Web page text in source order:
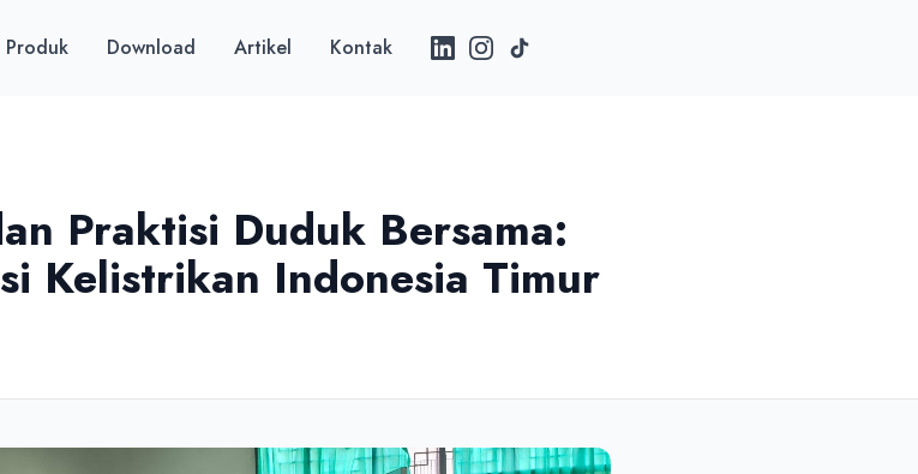
Produk Download Artikel Kontak
Praktisi Duduk Bersama:
Kelistrikan Indonesia Timur